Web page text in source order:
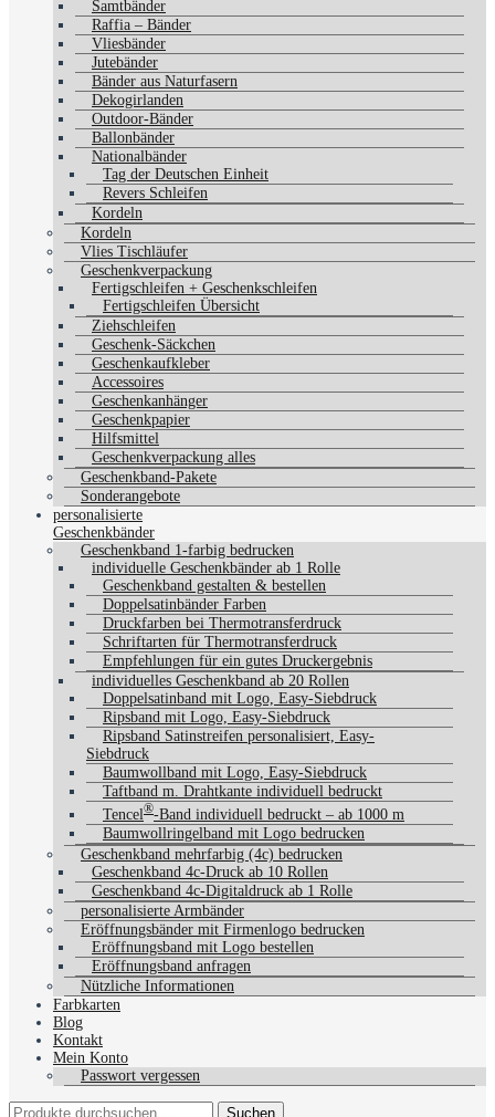
Samtbänder
Raffia – Bänder
Vliesbänder
Jutebänder
Bänder aus Naturfasern
Dekogirlanden
Outdoor-Bänder
Ballonbänder
Nationalbänder
Tag der Deutschen Einheit
Revers Schleifen
Kordeln
Kordeln
Vlies Tischläufer
Geschenkverpackung
Fertigschleifen + Geschenkschleifen
Fertigschleifen Übersicht
Ziehschleifen
Geschenk-Säckchen
Geschenkaufkleber
Accessoires
Geschenkanhänger
Geschenkpapier
Hilfsmittel
Geschenkverpackung alles
Geschenkband-Pakete
Sonderangebote
personalisierte
Geschenkbänder
Geschenkband 1-farbig bedrucken
individuelle Geschenkbänder ab 1 Rolle
Geschenkband gestalten & bestellen
Doppelsatinbänder Farben
Druckfarben bei Thermotransferdruck
Schriftarten für Thermotransferdruck
Empfehlungen für ein gutes Druckergebnis
individuelles Geschenkband ab 20 Rollen
Doppelsatinband mit Logo, Easy-Siebdruck
Ripsband mit Logo, Easy-Siebdruck
Ripsband Satinstreifen personalisiert, Easy-
Siebdruck
Baumwollband mit Logo, Easy-Siebdruck
Taftband m. Drahtkante individuell bedruckt
Tencel®-Band individuell bedruckt – ab 1000 m
Baumwollringelband mit Logo bedrucken
Geschenkband mehrfarbig (4c) bedrucken
Geschenkband 4c-Druck ab 10 Rollen
Geschenkband 4c-Digitaldruck ab 1 Rolle
personalisierte Armbänder
Eröffnungsbänder mit Firmenlogo bedrucken
Eröffnungsband mit Logo bestellen
Eröffnungsband anfragen
Nützliche Informationen
Farbkarten
Blog
Kontakt
Mein Konto
Passwort vergessen